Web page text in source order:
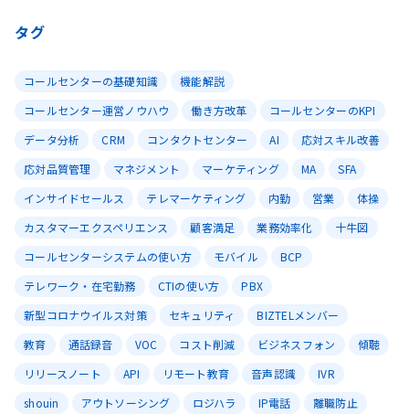
タグ
コールセンターの基礎知識
機能解説
コールセンター運営ノウハウ
働き方改革
コールセンターのKPI
データ分析
CRM コンタクトセンター AI
応対スキル改善
応対品質管理
マネジメント マーケティング MA
SFA
インサイドセールス
テレマーケティング 内勤 営業
体操
カスタマーエクスペリエンス
顧客満足 業務効率化
十牛図
コールセンターシステムの使い方
モバイル
BCP
テレワーク・在宅勤務
CTIの使い方
PBX
新型コロナウイルス対策
セキュリティ
BIZTELメンバー
教育
通話録音 VOC コスト削減 ビジネスフォン
傾聴
リリースノート
API リモート教育 音声認識
IVR
shouin
アウトソーシング ロジハラ IP電話
離職防止